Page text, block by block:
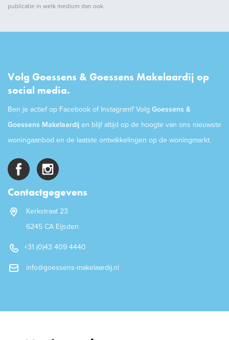
publicatie in welk medium dan ook.
Volg Goessens & Goessens Makelaardij op
social media.
Ben je actief op Facebook of Instagram? Volg Goessens &
Goessens Makelaardij en blijf altijd op de hoogte van ons nieuwste
woningaanbod en de laatste ontwikkelingen op de woningmarkt.
Contactgegevens
Kerkstraat 23
6245 CA Eijsden
+31 (0)43 409 4440
info@goessens-makelaardij.nl